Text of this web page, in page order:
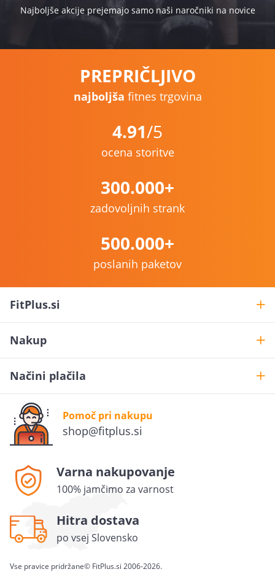
Želiš
Prijavi se na novice in uveljavi 10% popusta na prvo
naročilo.
S tem dajem privolitev, da se moj osebni podatek (e-
(prejemanje novic in obvestil o promocijskih aktivnostih)
Sensus grupe d.o.o. (spletna trgovina FitPlus.si), ki jih bo
tretjim osebam, in sicer tako, da se podatki uporabljajo
Najboljše akcije prejemajo samo naši naročniki na novice
PREPRIČLJIVO
najboljša fitnes trgovina
4.91/5
ocena storitve
300.000+
zadovoljnih strank
500.000+
poslanih paketov
FitPlus.si
Nakup
Načini plačila
Pomoč pri nakupu
shop@fitplus.si
Varna nakupovanje
100% jamčimo za varnost
Hitra dostava
po vsej Slovensko
Vse pravice pridržane© FitPlus.si 2006-2026.